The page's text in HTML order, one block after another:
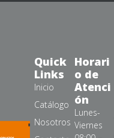
Horari
o de
Atenci
ón
Lunes-
Viernes
Quick
Links
Inicio
Catálogo
Nosotros